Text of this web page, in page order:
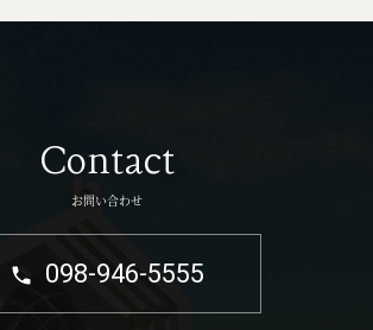
Contact
お問い合わせ
098-946-5555